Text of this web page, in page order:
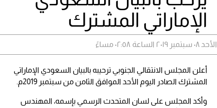
الإماراتي المشترك
الأحد ٠٨ سبتمبر ٢٠١٩ الساعة ٠٢:٥٨ مساءً
أعلن المجلس الانتقالي الجنوبي ترحيبه بالبيان السعودي الإماراتي
المشترك الصادر اليوم الأحد الموافق الثامن من سبتمبر 2019م.
وأكد المجلس على لسان المتحدث الرسمي بإسمه، المهندس